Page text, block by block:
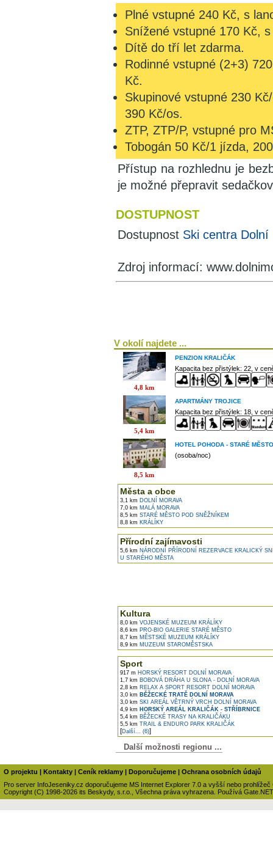
Plné vstupné 240 Kč, s
Snížené vstupné 170 Kč,
Dítě do tří let zdarma.
Rodinné vstupné (2+3)
Kč.
Skupinové vstupné 230
390 Kč/os.
ZTP, ZTP/P, vstupné pro
Tobogán 50 Kč/1 jízda,
Přístup na rozhlednu je
je možné přepravit
DOSTUPNOST
Dostupnost Ski centra Dolní
Zdroj informací:
V okolí najdete ...
4,8 km
PENZION KRALIČÁK
Kapacita bez přistýlek: 22, v
5,4 km
APARTMÁNY TROJICE
Kapacita bez přistýlek: 18, v
8,5 km
HOTEL POHODA - STARÉ
(osoba/noc)
Města a obce
3,1 km DOLNÍ MORAVA
7,0 km MALÁ MORAVA
8,5 km STARÉ MĚSTO POD SNĚŽNÍKEM
8,8 km KRÁLÍKY
Přírodní zajímavosti
5,6 km NÁRODNÍ PŘÍRODNÍ REZERVACE KRALICKÝ
U STARÉHO MĚSTA
Kultura
8,0 km VOJENSKÉ MUZEUM KRÁLÍKY
8,6 km PRO-BIO GALERIE STARÉ MĚSTO
8,7 km MĚSTSKÉ MUZEUM KRÁLÍKY
8,9 km MUZEUM STAROMĚSTSKA
Sport
917 m HORSKÝ RESORT DOLNÍ MORAVA
1,7 km BOBOVÁ DRÁHA U SLONA - DOLNÍ MORAVA
2,8 km RELAX A SPORT RESORT DOLNÍ MORAVA
3,0 km BĚŽECKÉ TRATĚ DOLNÍ MORAVA
3,0 km SKI AREÁL VĚTRNÝ VRCH DOLNÍ MORAVA
4,9 km HORSKÝ AREÁL KRALIČÁK - STŘÍBRNICE
5,4 km BĚŽECKÉ TRASY NA KRALIČÁKU
5,5 km TRAIL & ENDURO PARK KRALIČÁK
[Další... (6)]
Další možnosti regionu ...
O projektu | Kontakty | Ceník reklamy | Doporučujeme | Ochrana osobních údajů
Pro server InfoJeseniky.cz doporučujeme MS Internet Explorer 7.0 a vyšší nebo prohlížeč
Copyright (C) 1998-2026 its Beskydy, s.r.o., Všechna práva vyhrazena. Používá